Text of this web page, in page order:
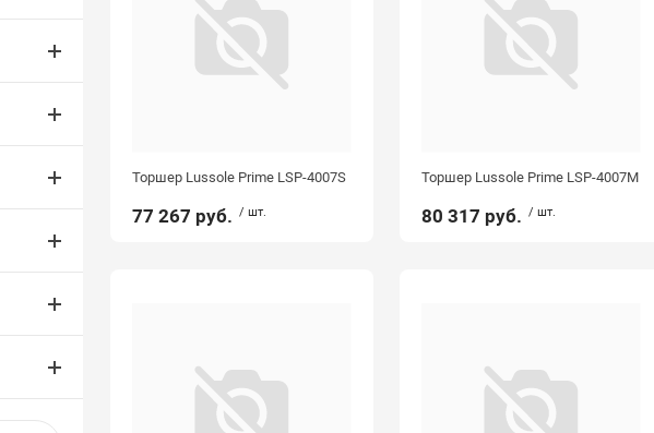
Торшер Lussole Prime LSP-4007S
77 267 руб. / шт.
Торшер Lussole Prime LSP-4007M
80 317 руб. / шт.